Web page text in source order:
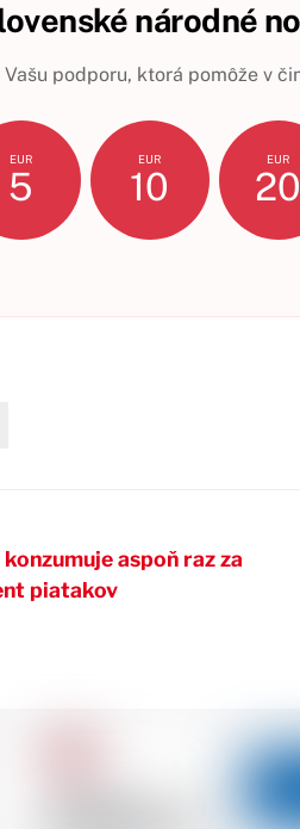
národné
podporu, ktorá pomôže v
EUR
5
EUR
10
EUR
20
aspoň raz za
piatakov